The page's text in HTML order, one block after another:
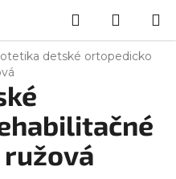
Hľadať
KOŠÍK
detské ortopedicko
ružová